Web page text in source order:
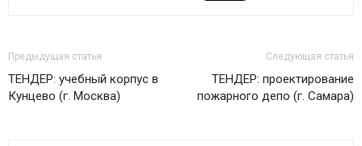
Предыдущая статья
ТЕНДЕР: учебный корпус в
Кунцево (г. Москва)
Следующая статья
ТЕНДЕР: проектирование
пожарного депо (г. Самара)